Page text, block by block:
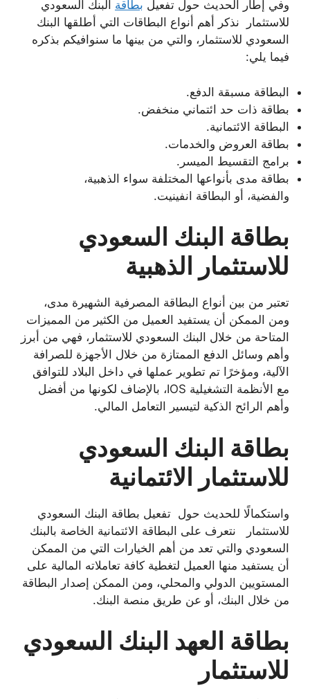
وفي إطار الحديث حول تفعيل بطاقة البنك السعودي
للاستثمار نذكر أهم أنواع البطاقات التي أطلقها البنك
السعودي للاستثمار، والتي من بينها ما سنوافيكم بذكره
فيما يلي:
البطاقة مسبقة الدفع.
بطاقة ذات حد ائتماني منخفض.
البطاقة الائتمانية.
بطاقة العروض والخدمات.
برامج التقسيط الميسر.
بطاقة مدى بأنواعها المختلفة سواء الذهبية،
والفضية، أو البطاقة انفينيت.
بطاقة البنك السعودي
للاستثمار الذهبية
تعتبر من بين أنواع البطاقة المصرفية الشهيرة مدى،
ومن الممكن أن يستفيد العميل من الكثير من المميزات
المتاحة من خلال البنك السعودي للاستثمار، فهي من أبرز
وأهم وسائل الدفع الممتازة من خلال الأجهزة للصرافة
الآلية، ومؤخرًا تم تطوير عملها في داخل البلاد للتوافق
مع الأنظمة التشغيلية IOS، بالإضاف لكونها من أفضل
وأهم الرائح الذكية لتيسير التعامل المالي.
بطاقة البنك السعودي
للاستثمار الائتمانية
واستكمالًا للحديث حول تفعيل بطاقة البنك السعودي
للاستثمار نتعرف على البطاقة الائتمانية الخاصة بالبنك
السعودي والتي تعد من أهم الخيارات التي من الممكن
أن يستفيد منها العميل لتغطية كافة تعاملاته المالية على
المستويين الدولي والمحلي، ومن الممكن إصدار البطاقة
من خلال البنك، أو عن طريق منصة البنك.
بطاقة العهد البنك السعودي
للاستثمار